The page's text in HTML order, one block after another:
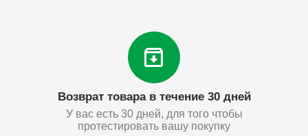
Возврат товара в течение 30 дней
У вас есть 30 дней, для того чтобы
протестировать вашу покупку